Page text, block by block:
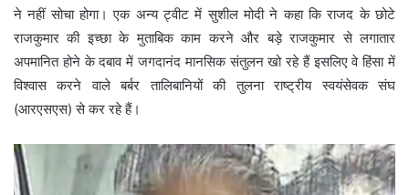
ने नहीं सोचा होगा। एक अन्य ट्वीट में सुशील मोदी ने कहा कि राजद के छोटे
राजकुमार की इच्छा के मुताबिक काम करने और बड़े राजकुमार से लगातार
अपमानित होने के दबाव में जगदानंद मानसिक संतुलन खो रहे हैं इसलिए वे हिंसा में
विश्वास करने वाले बर्बर तालिबानियों की तुलना राष्ट्रीय स्वयंसेवक संघ
(आरएसएस) से कर रहे हैं।